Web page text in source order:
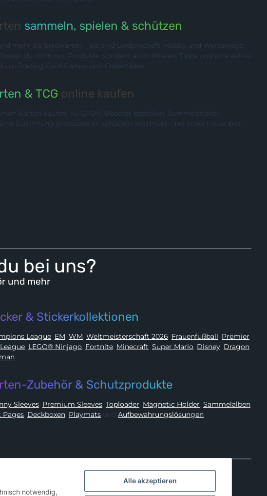
sammeln, spielen & schützen
mehr als Spielkarten – sie sind Leidenschaft, Hobby und Wertanlage.
du nicht nur Produkte, sondern auch Wissen, Tipps und eine aktive
Trading Card Games und Collectibles.
& TCG online kaufen
Karten kaufen, Yu-Gi-Oh! Booster bestellen, Sammelsticker
Sammlung professionell schützen möchtest – bei collect-it.de bist
bei uns?
und mehr
& Stickerkollektionen
Champions League, EM, WM, Weltmeisterschaft 2026, Frauenfußball, Premier
Nations League, LEGO® Ninjago, Fortnite, Minecraft, Super Mario, Disney, Dragon
Zubehör & Schutzprodukte
Sleeves, Premium Sleeves, Toploader, Magnetic Holder, Sammelalben
Pages, Deckboxen, Playmats und Aufbewahrungslösungen
Alle akzeptieren
notwendig,